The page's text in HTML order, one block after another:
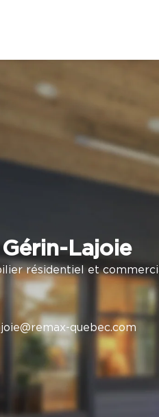
Lajoie
résidentiel et
quebec.com